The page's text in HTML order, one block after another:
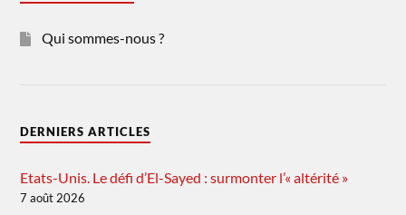
Qui sommes-nous ?
DERNIERS ARTICLES
Etats-Unis. Le défi d’El-Sayed : surmonter l’« altérité »
7 août 2026